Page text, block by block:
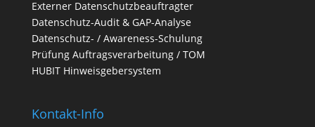
Externer Datenschutzbeauftragter
Datenschutz-Audit & GAP-Analyse
Datenschutz- / Awareness-Schulung
Prüfung Auftragsverarbeitung / TOM
HUBIT Hinweisgebersystem
Kontakt-Info